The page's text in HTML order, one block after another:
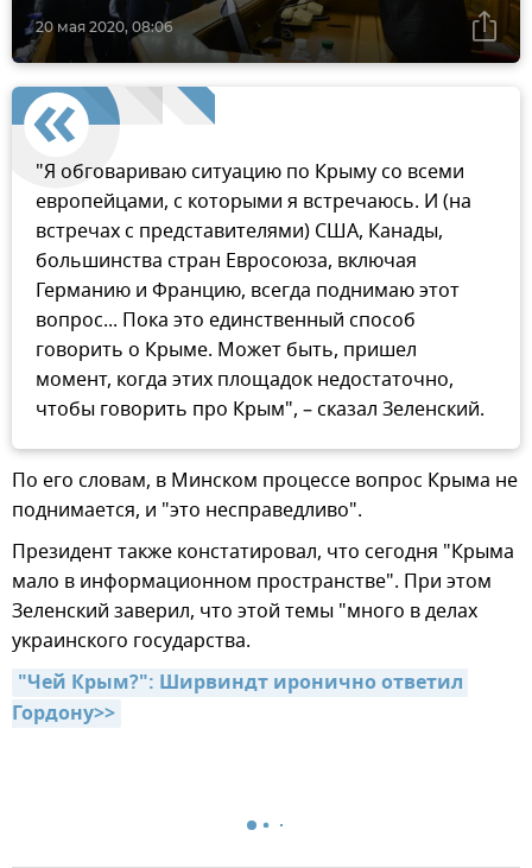
20 мая 2020, 08:06
"Я обговариваю ситуацию по Крыму со всеми
европейцами, с которыми я встречаюсь. И (на
встречах с представителями) США, Канады,
большинства стран Евросоюза, включая
Германию и Францию, всегда поднимаю этот
вопрос... Пока это единственный способ
говорить о Крыме. Может быть, пришел
момент, когда этих площадок недостаточно,
чтобы говорить про Крым", – сказал Зеленский.
По его словам, в Минском процессе вопрос Крыма не
поднимается, и "это несправедливо".
Президент также констатировал, что сегодня "Крыма
мало в информационном пространстве". При этом
Зеленский заверил, что этой темы "много в делах
украинского государства.
"Чей Крым?": Ширвиндт иронично ответил
Гордону>>